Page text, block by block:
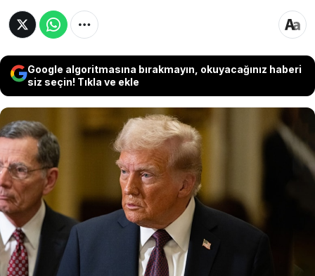
Google algoritmasına bırakmayın, okuyacağınız haberi
siz seçin! Tıkla ve ekle
Trump, göreve başladığı gün
100'den fazla başkanlık
kararnamesi çıkarmayı planlıyor.